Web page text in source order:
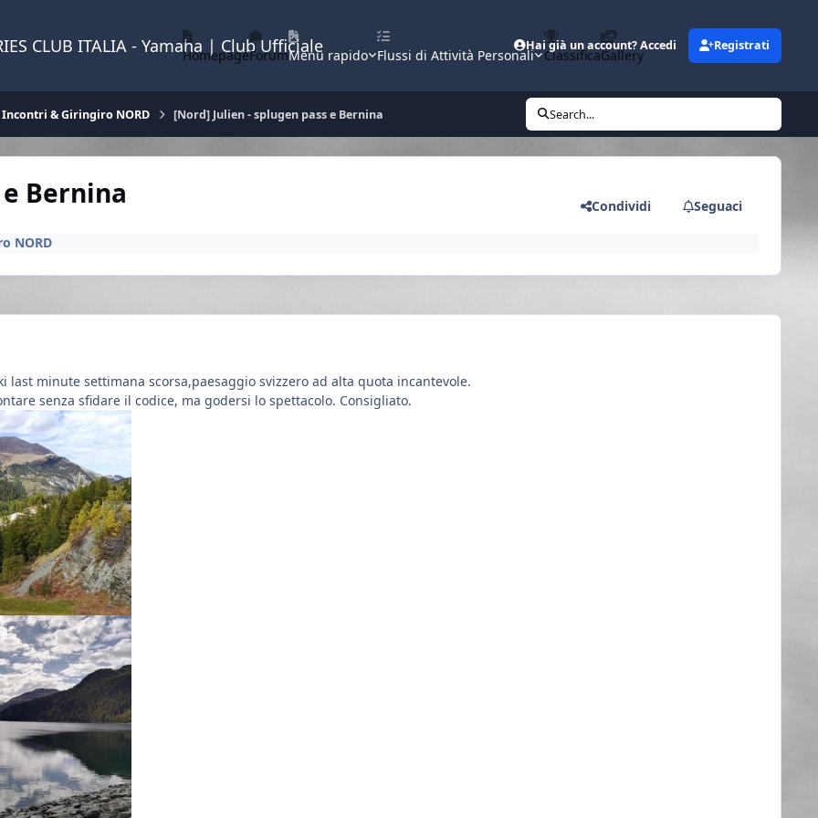
CLUB ITALIA - Yamaha | Club Ufficiale
HomepageForumMenu rapido Flussi di Attività Personali ClassificaGallery
Hai già un account? Accedi Registrati
Incontri & Giringiro NORD [Nord] Julien - splugen pass e Bernina Search...
Bernina Condividi Seguaci
NORD
last minute settimana scorsa,paesaggio svizzero ad alta quota incantevole.
senza sfidare il codice, ma godersi lo spettacolo. Consigliato.